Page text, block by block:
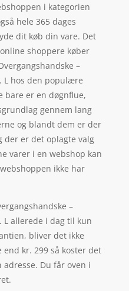
i kategorien
hele 365 dages
dit køb din vare. Det
shoppere køber
–
L hos den populære
bare er en døgnflue,
gennem lang
og blandt dem er der
der er det oplagte valg
varer i en webshop kan
ikke har
–
L allerede i dag til kun
bliver det ikke
kr. 299 så koster det
Du får oven i